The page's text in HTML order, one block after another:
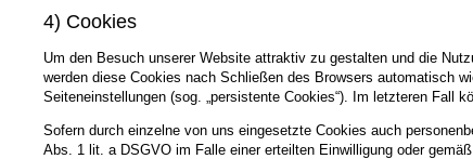
4) Cookies
Um den Besuch unserer Website attraktiv zu gestalten und die
werden diese Cookies nach Schließen des Browsers automatisch
Seiteneinstellungen (sog. „persistente Cookies“). Im letzteren Fall
Sofern durch einzelne von uns eingesetzte Cookies auch
Abs. 1 lit. a DSGVO im Falle einer erteilten Einwilligung oder